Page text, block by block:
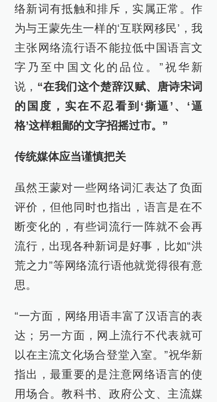
络新词有抵触和排斥，实属正常。作
为与王蒙先生一样的‘互联网移民’，我
主张网络流行语不能拉低中国语言文
字乃至中国文化的品位。”祝华新
说， “在我们这个楚辞汉赋、唐诗宋词
的国度，实在不忍看到‘撕逼’、‘逼
格’这样粗鄙的文字招摇过市。”
传统媒体应当谨慎把关
虽然王蒙对一些网络词汇表达了负面
评价，但他同时也指出，语言是在不
断变化的，有些词流行一阵就不会再
流行，出现各种新词是好事，比如“洪
荒之力”等网络流行语他就觉得很有意
思。
“一方面，网络用语丰富了汉语言的表
达；另一方面，网上流行不代表就可
以在主流文化场合登堂入室。”祝华新
指出，最重要的是注意网络语言的使
用场合。教科书、政府公文、主流媒